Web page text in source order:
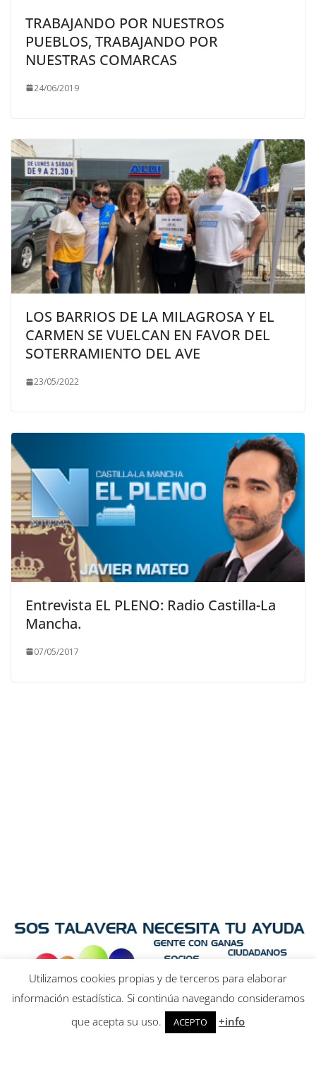
TRABAJANDO POR NUESTROS
PUEBLOS, TRABAJANDO POR
NUESTRAS COMARCAS
24/06/2019
LOS BARRIOS DE LA MILAGROSA Y EL
CARMEN SE VUELCAN EN FAVOR DEL
SOTERRAMIENTO DEL AVE
23/05/2022
Entrevista EL PLENO: Radio Castilla-La
Mancha.
07/05/2017
Utilizamos cookies propias y de terceros para elaborar
información estadística. Si continúa navegando consideramos
que acepta su uso.
ACEPTO +info